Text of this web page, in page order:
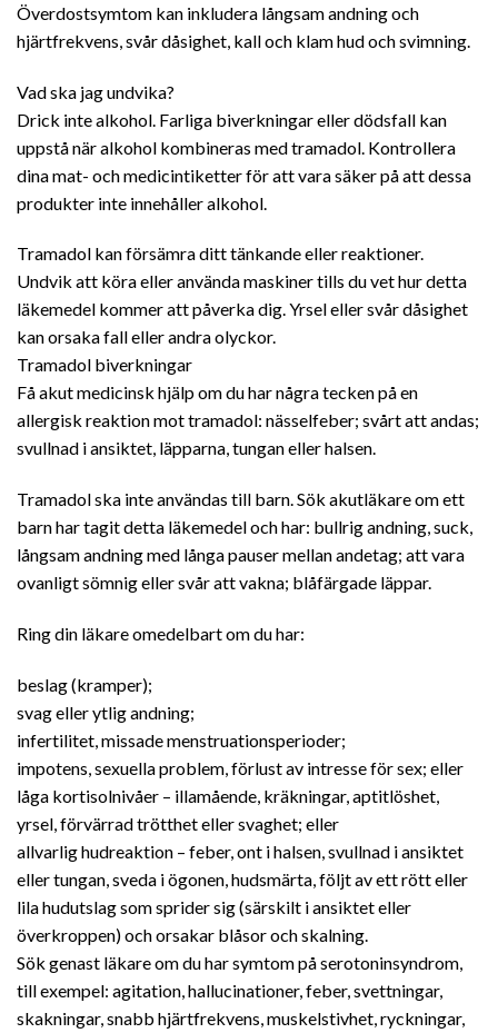
Överdostsymtom kan inkludera långsam andning och
hjärtfrekvens, svår dåsighet, kall och klam hud och svimning.
Vad ska jag undvika?
Drick inte alkohol. Farliga biverkningar eller dödsfall kan
uppstå när alkohol kombineras med tramadol. Kontrollera
dina mat- och medicintiketter för att vara säker på att dessa
produkter inte innehåller alkohol.
Tramadol kan försämra ditt tänkande eller reaktioner.
Undvik att köra eller använda maskiner tills du vet hur detta
läkemedel kommer att påverka dig. Yrsel eller svår dåsighet
kan orsaka fall eller andra olyckor.
Tramadol biverkningar
Få akut medicinsk hjälp om du har några tecken på en
allergisk reaktion mot tramadol: nässelfeber; svårt att andas;
svullnad i ansiktet, läpparna, tungan eller halsen.
Tramadol ska inte användas till barn. Sök akutläkare om ett
barn har tagit detta läkemedel och har: bullrig andning, suck,
långsam andning med långa pauser mellan andetag; att vara
ovanligt sömnig eller svår att vakna; blåfärgade läppar.
Ring din läkare omedelbart om du har:
beslag (kramper);
svag eller ytlig andning;
infertilitet, missade menstruationsperioder;
impotens, sexuella problem, förlust av intresse för sex; eller
låga kortisolnivåer – illamående, kräkningar, aptitlöshet,
yrsel, förvärrad trötthet eller svaghet; eller
allvarlig hudreaktion – feber, ont i halsen, svullnad i ansiktet
eller tungan, sveda i ögonen, hudsmärta, följt av ett rött eller
lila hudutslag som sprider sig (särskilt i ansiktet eller
överkroppen) och orsakar blåsor och skalning.
Sök genast läkare om du har symtom på serotoninsyndrom,
till exempel: agitation, hallucinationer, feber, svettningar,
skakningar, snabb hjärtfrekvens, muskelstivhet, ryckningar,